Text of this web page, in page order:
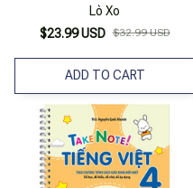
Lò Xo
$23.99 USD $32.99 USD
ADD TO CART